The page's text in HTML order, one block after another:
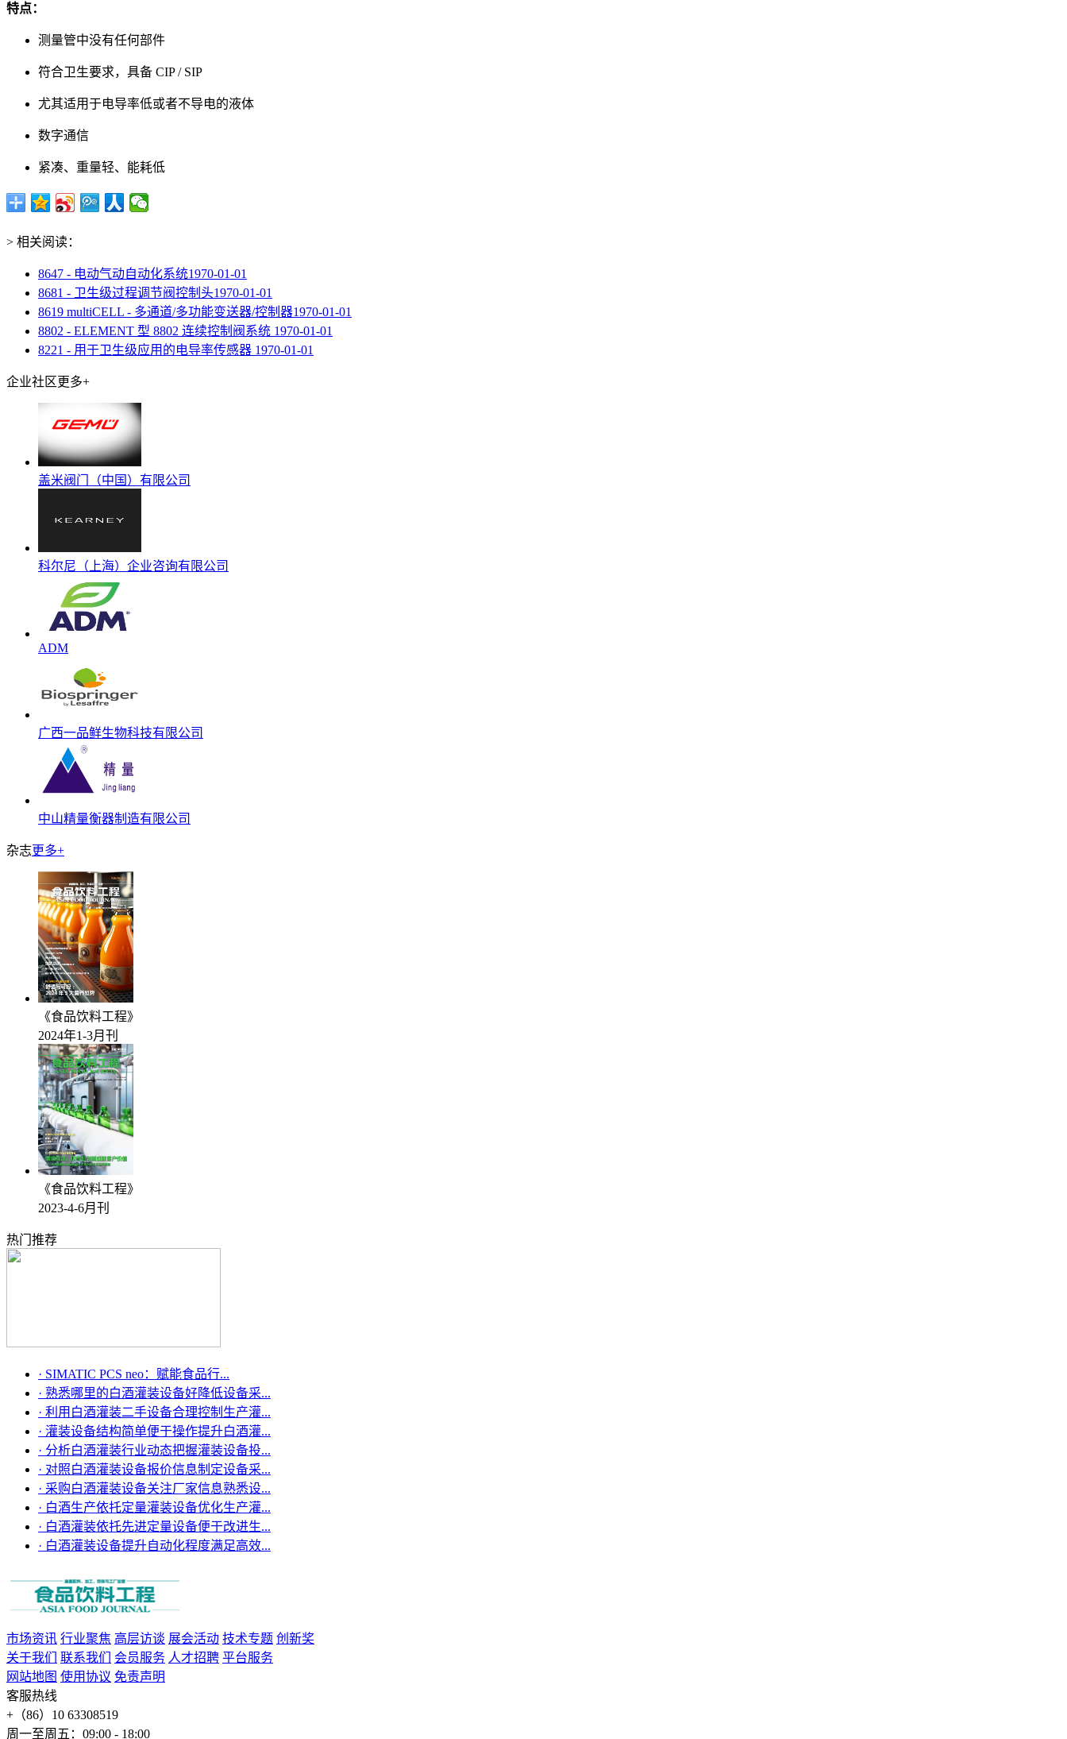
特点：
测量管中没有任何部件
符合卫生要求，具备 CIP / SIP
尤其适用于电导率低或者不导电的液体
数字通信
紧凑、重量轻、能耗低
> 相关阅读：
8647 - 电动气动自动化系统1970-01-01
8681 - 卫生级过程调节阀控制头1970-01-01
8619 multiCELL - 多通道/多功能变送器/控制器1970-01-01
8802 - ELEMENT 型 8802 连续控制阀系统 1970-01-01
8221 - 用于卫生级应用的电导率传感器 1970-01-01
企业社区更多+
盖米阀门（中国）有限公司
科尔尼（上海）企业咨询有限公司
ADM
广西一品鲜生物科技有限公司
中山精量衡器制造有限公司
杂志更多+
《食品饮料工程》
2024年1-3月刊
《食品饮料工程》
2023-4-6月刊
热门推荐
· SIMATIC PCS neo：赋能食品行...
· 熟悉哪里的白酒灌装设备好降低设备采...
· 利用白酒灌装二手设备合理控制生产灌...
· 灌装设备结构简单便于操作提升白酒灌...
· 分析白酒灌装行业动态把握灌装设备投...
· 对照白酒灌装设备报价信息制定设备采...
· 采购白酒灌装设备关注厂家信息熟悉设...
· 白酒生产依托定量灌装设备优化生产灌...
· 白酒灌装依托先进定量设备便于改进生...
· 白酒灌装设备提升自动化程度满足高效...
市场资讯 行业聚焦 高层访谈 展会活动 技术专题 创新奖
关于我们
联系我们 会员服务 人才招聘 平台服务
网站地图 使用协议 免责声明
客服热线
+（86）10 63308519
周一至周五：09:00 - 18:00